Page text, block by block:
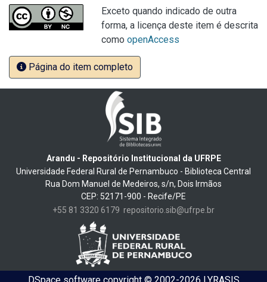
Exceto quando indicado de outra
forma, a licença deste item é descrita
como openAccess
Página do item completo
Arandu - Repositório Institucional da UFRPE
Universidade Federal Rural de Pernambuco - Biblioteca Central
Rua Dom Manuel de Medeiros, s/n, Dois Irmãos
CEP: 52171-900 - Recife/PE
+55 81 3320 6179 repositorio.sib@ufrpe.br